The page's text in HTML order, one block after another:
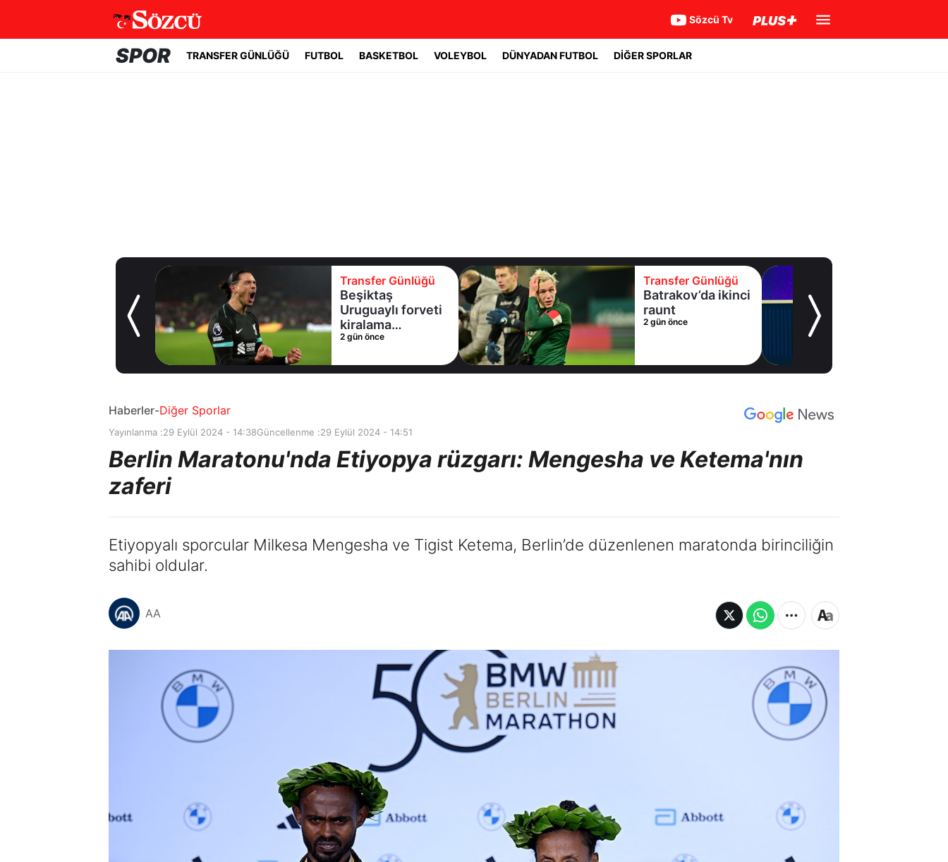
Sözcü Tv
SPOR TRANSFER GÜNLÜĞÜ FUTBOL BASKETBOL VOLEYBOL DÜNYADAN FUTBOL DİĞER SPORLAR
Transfer Günlüğü
Uruguaylı forveti
konusunda Al
Hilal ile anlaştı!
Adım adım Nunez
Transfer Günlüğü
Batrakov’da ikinci
raunt
2 gün önce
Transfer Günlüğü
Eyüpspor yeni
forvetini açıkladı
2 gün önce
Haberler-Diğer Sporlar
Yayınlanma :29 Eylül 2024 - 14:38Güncellenme :29 Eylül 2024 - 14:51
Berlin Maratonu'nda Etiyopya rüzgarı: Mengesha ve Ketema'nın
zaferi
Etiyopyalı sporcular Milkesa Mengesha ve Tigist Ketema, Berlin’de düzenlenen maratonda birinciliğin
sahibi oldular.
AA